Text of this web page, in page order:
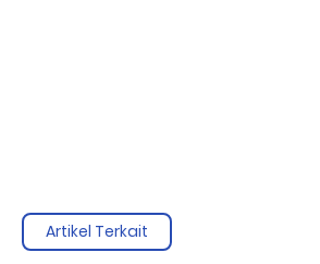
Artikel Terkait